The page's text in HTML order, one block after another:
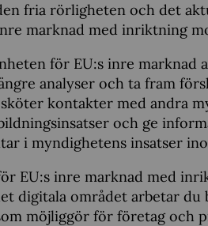
fria rörligheten och det
marknad med inriktning
för EU:s inre
analyser och ta fram
kontakter med andra
och ge
i myndighetens insatser
EU:s inre marknad med
digitala området arbetar
möjliggör för företag och